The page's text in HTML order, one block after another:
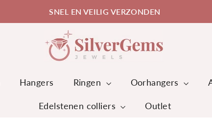
VEILIG BETALEN MET IDEAL EN BANCONTACT
Hangers Ringen Oorhangers
Edelstenen colliers Outlet